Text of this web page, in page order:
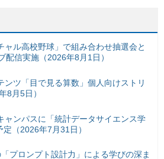
ャル高校野球」で組み合わせ抽選会と
配信実施（2026年8月1日）
ンツ「目で見る算数」個人向けストリ
8月5日）
ャンパスに「統計データサイエンス学
（2026年7月31日）
プロンプト設計力」による学びの深ま